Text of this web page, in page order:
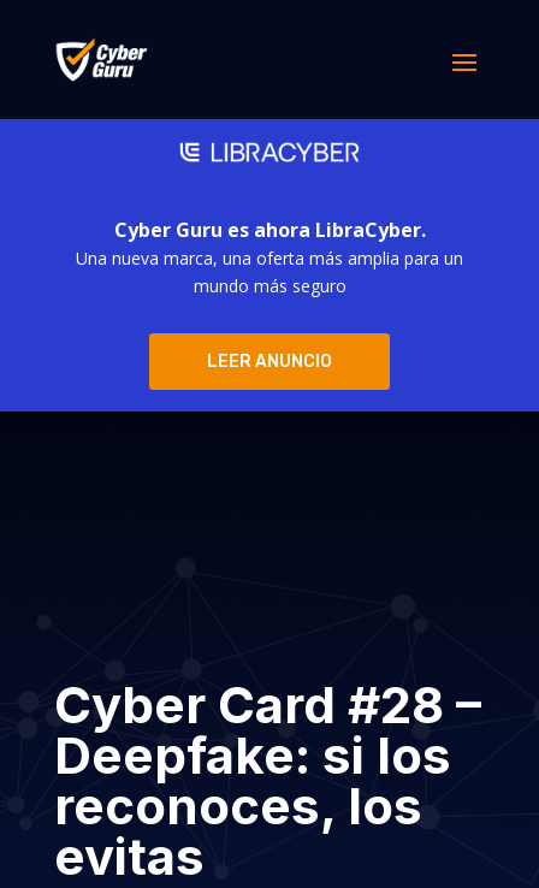
Cyber Guru es ahora LibraCyber.
Una nueva marca, una oferta más amplia para un
mundo más seguro
LEER ANUNCIO
Cyber Card #28 –
Deepfake: si los
reconoces, los
evitas